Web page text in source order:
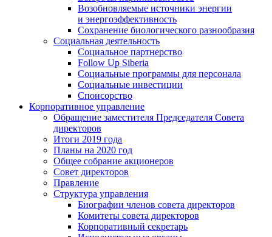
Возобновляемые источники энергии
и энергоэффективность
Сохранение биологического разнообразия
Социальная деятельность
Социальное партнерство
Follow Up Siberia
Социальные программы для персонала
Социальные инвестиции
Спонсорство
Корпоративное управление
Обращение заместителя Председателя Совета
директоров
Итоги 2019 года
Планы на 2020 год
Общее собрание акционеров
Совет директоров
Правление
Структура управления
Биографии членов совета директоров
Комитеты совета директоров
Корпоративный секретарь